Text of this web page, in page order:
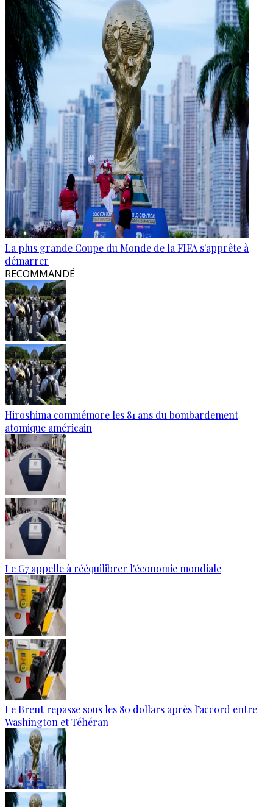
La plus grande Coupe du Monde de la FIFA s'apprête à
démarrer
RECOMMANDÉ
Hiroshima commémore les 81 ans du bombardement
atomique américain
Le G7 appelle à rééquilibrer l'économie mondiale
Le Brent repasse sous les 80 dollars après l’accord entre
Washington et Téhéran